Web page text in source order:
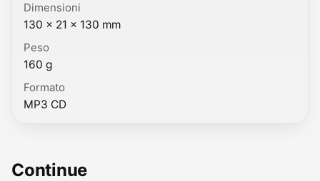
Dimensioni
130 × 21 × 130 mm
Peso
160 g
Formato
MP3 CD
Continue